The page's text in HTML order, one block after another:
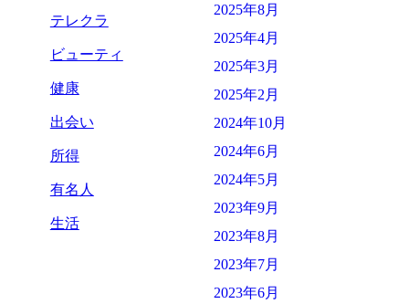
テレクラ
ビューティ
健康
出会い
所得
有名人
生活
2025年8月
2025年4月
2025年3月
2025年2月
2024年10月
2024年6月
2024年5月
2023年9月
2023年8月
2023年7月
2023年6月